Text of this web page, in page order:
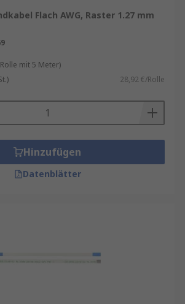
Flach AWG, Raster 1.27 mm
mit 5 Meter)
28,92 €/Rolle
Hinzufügen
Datenblätter